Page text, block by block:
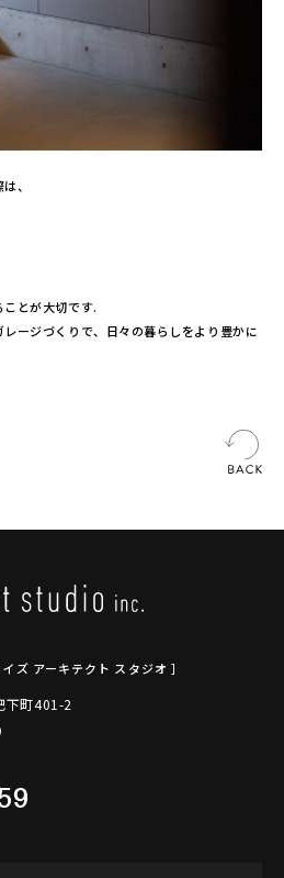
、
とが大切です.
ージづくりで、日々の暮らしをより豊かに
イズ アーキテクト スタジオ ］
下町401-2